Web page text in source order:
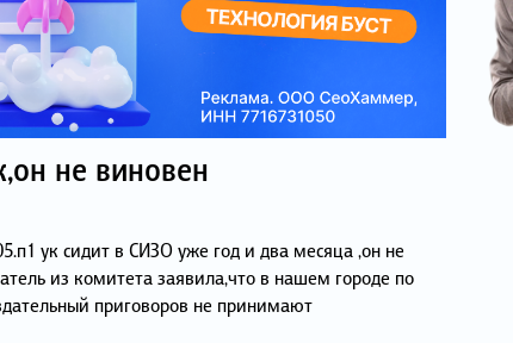
не виновен
ук сидит в СИЗО уже год и два месяца ,он не
из комитета заявила,что в нашем городе по
приговоров не принимают